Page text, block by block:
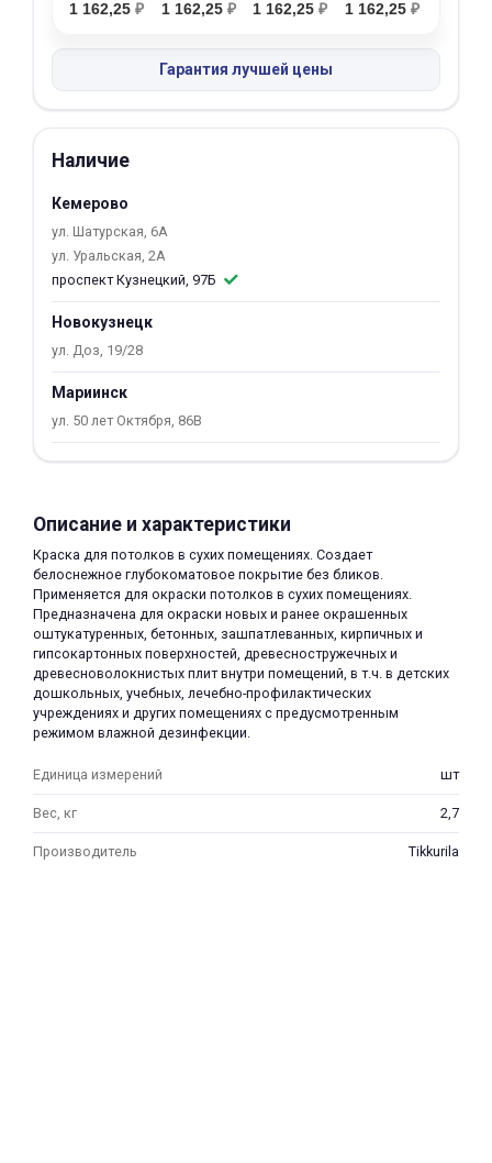
1 162,25 ₽ 1 162,25 ₽ 1 162,25 ₽ 1 162,25 ₽
Гарантия лучшей цены
Наличие
Кемерово
ул. Шатурская, 6А
ул. Уральская, 2А
проспект Кузнецкий, 97Б
Новокузнецк
ул. Доз, 19/28
Мариинск
ул. 50 лет Октября, 86В
Описание и характеристики
Краска для потолков в сухих помещениях. Создает
белоснежное глубокоматовое покрытие без бликов.
Применяется для окраски потолков в сухих помещениях.
Предназначена для окраски новых и ранее окрашенных
оштукатуренных, бетонных, зашпатлеванных, кирпичных и
гипсокартонных поверхностей, древесностружечных и
древесноволокнистых плит внутри помещений, в т.ч. в детских
дошкольных, учебных, лечебно-профилактических
учреждениях и других помещениях с предусмотренным
режимом влажной дезинфекции.
Единица измерений шт
Вес, кг 2,7
Производитель Tikkurila
об оплате Плайтом
раз в 2 недели